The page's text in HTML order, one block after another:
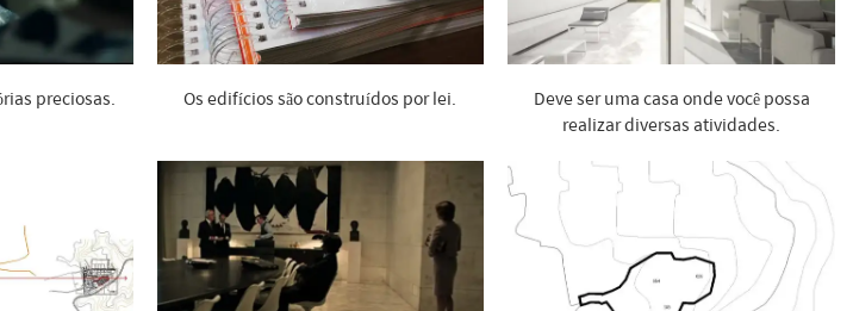
preciosas. Os edifícios são construídos por lei.
Deve ser uma casa onde você possa
realizar diversas atividades.